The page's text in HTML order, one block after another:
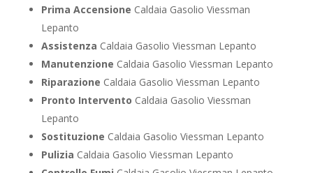
Prima Accensione Caldaia Gasolio Viessman
Lepanto
Assistenza Caldaia Gasolio Viessman Lepanto
Manutenzione Caldaia Gasolio Viessman Lepanto
Riparazione Caldaia Gasolio Viessman Lepanto
Pronto Intervento Caldaia Gasolio Viessman
Lepanto
Sostituzione Caldaia Gasolio Viessman Lepanto
Pulizia Caldaia Gasolio Viessman Lepanto